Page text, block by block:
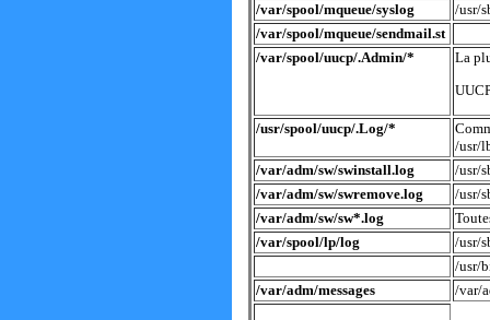
/var/spool/mqueue/syslog
/usr/
/var/spool/mqueue/sendmail.st
/var/spool/uucp/.Admin/*
La
/usr/spool/uucp/.Log/*
/usr/
/var/adm/sw/swinstall.log
/usr/
/var/adm/sw/swremove.log
/usr/
/var/adm/sw/sw*.log
/var/spool/lp/log
/usr/
/usr/
/var/adm/messages
/var/